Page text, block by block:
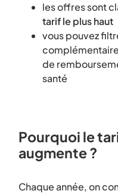
les offres sont
tarif le plus haut
vous pouvez
de
santé
Pourquoi le
augmente ?
Chaque année, on